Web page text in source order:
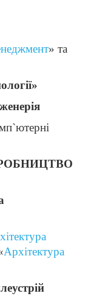
» та
Архітектура